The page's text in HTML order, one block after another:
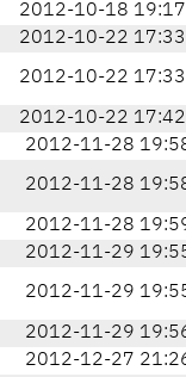
2012-10-18 19:17
2012-10-22 17:33
2012-10-22 17:33
2012-10-22 17:42
2012-11-28 19:58
2012-11-28 19:58
2012-11-28 19:59
2012-11-29 19:55
2012-11-29 19:55
2012-11-29 19:56
2012-12-27 21:26